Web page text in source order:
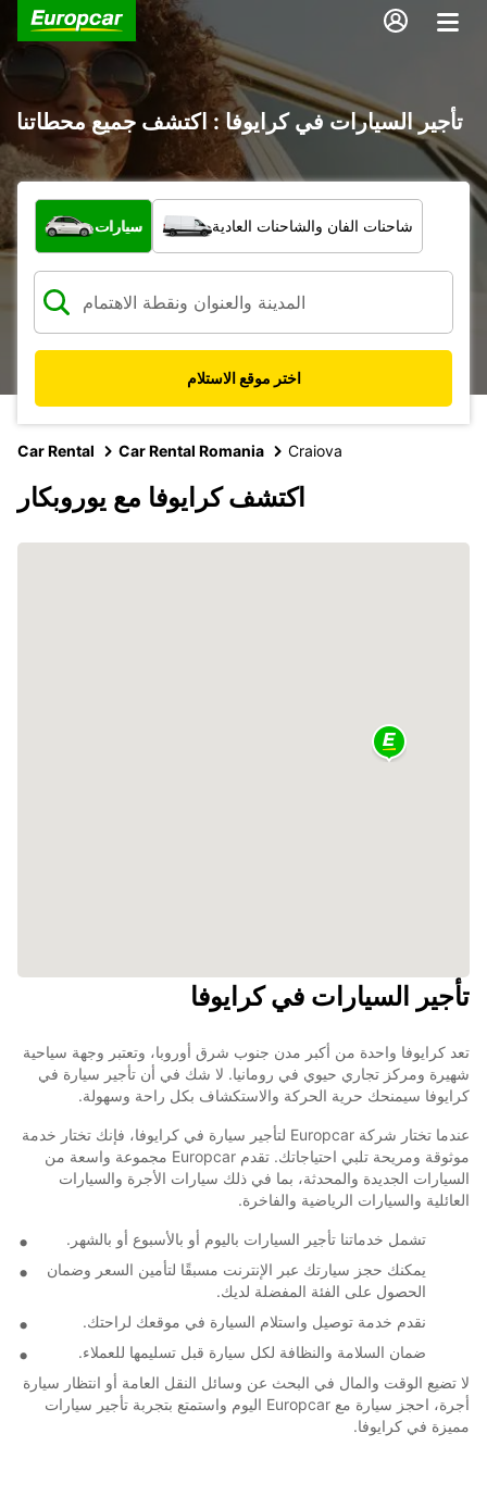
تأجير السيارات في كرايوفا : اكتشف جميع محطاتنا
ما نوع المركبة؟
سيارات شاحنات الفان والشاحنات العادية
اختر موقع الاستلام
Car Rental Car Rental Romania Craiova
اكتشف كرايوفا مع يوروبكار
تأجير السيارات في كرايوفا
تعد كرايوفا واحدة من أكبر مدن جنوب شرق أوروبا، وتعتبر وجهة سياحية
شهيرة ومركز تجاري حيوي في رومانيا. لا شك في أن تأجير سيارة في
كرايوفا سيمنحك حرية الحركة والاستكشاف بكل راحة وسهولة.
عندما تختار شركة Europcar لتأجير سيارة في كرايوفا، فإنك تختار خدمة
موثوقة ومريحة تلبي احتياجاتك. تقدم Europcar مجموعة واسعة من
السيارات الجديدة والمحدثة، بما في ذلك سيارات الأجرة والسيارات
العائلية والسيارات الرياضية والفاخرة.
تشمل خدماتنا تأجير السيارات باليوم أو بالأسبوع أو بالشهر.
يمكنك حجز سيارتك عبر الإنترنت مسبقًا لتأمين السعر وضمان
الحصول على الفئة المفضلة لديك.
نقدم خدمة توصيل واستلام السيارة في موقعك لراحتك.
ضمان السلامة والنظافة لكل سيارة قبل تسليمها للعملاء.
لا تضيع الوقت والمال في البحث عن وسائل النقل العامة أو انتظار سيارة
أجرة، احجز سيارة مع Europcar اليوم واستمتع بتجربة تأجير سيارات
مميزة في كرايوفا.